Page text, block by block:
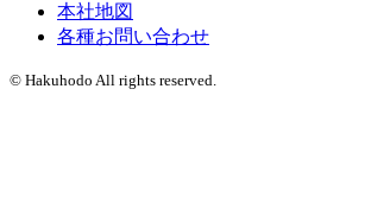
本社地図
各種お問い合わせ
© Hakuhodo All rights reserved.